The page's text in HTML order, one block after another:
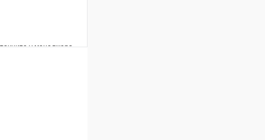
у менеджера